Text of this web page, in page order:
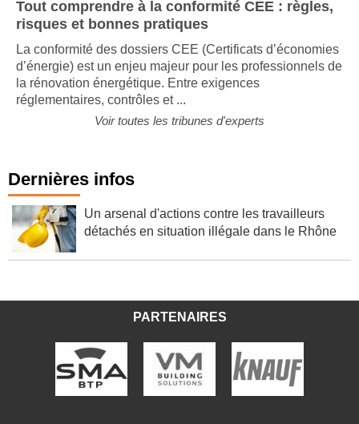
Tout comprendre à la conformité CEE : règles,
risques et bonnes pratiques
La conformité des dossiers CEE (Certificats d’économies
d’énergie) est un enjeu majeur pour les professionnels de
la rénovation énergétique. Entre exigences
Dernières infos
Un arsenal d'actions contre les travailleurs